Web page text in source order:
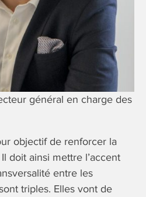
général en charge des
objectif de renforcer la
doit ainsi mettre l’accent
entre les
triples. Elles vont de